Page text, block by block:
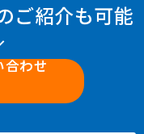
ご紹介も可能
合わせ